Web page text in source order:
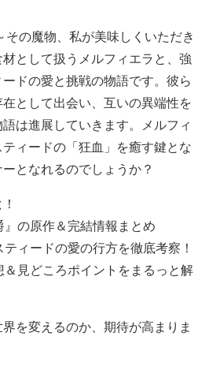
その魔物、私が美味しくいただき
として扱うメルフィエラと、強
ドの愛と挑戦の物語です。彼ら
として出会い、互いの異端性を
は進展していきます。メルフィ
ィードの「狂血」を癒す鍵とな
となれるのでしょうか？
！
』の原作＆完結情報まとめ
ィードの愛の行方を徹底考察！
＆見どころポイントをまるっと解
を変えるのか、期待が高まりま